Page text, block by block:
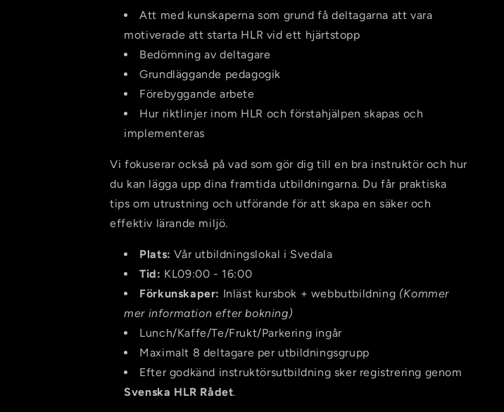
Att med kunskaperna som grund få deltagarna att vara
motiverade att starta HLR vid ett hjärtstopp
Bedömning av deltagare
Grundläggande pedagogik
Förebyggande arbete
Hur riktlinjer inom HLR och förstahjälpen skapas och
implementeras
Vi fokuserar också på vad som gör dig till en bra instruktör och hur
du kan lägga upp dina framtida utbildningarna. Du får praktiska
tips om utrustning och utförande för att skapa en säker och
effektiv lärande miljö.
Plats: Vår utbildningslokal i Svedala
Tid: KL09:00 - 16:00
Förkunskaper: Inläst kursbok + webbutbildning (Kommer
mer information efter bokning)
Lunch/Kaffe/Te/Frukt/Parkering ingår
Maximalt 8 deltagare per utbildningsgrupp
Efter godkänd instruktörsutbildning sker registrering genom
Svenska HLR Rådet.